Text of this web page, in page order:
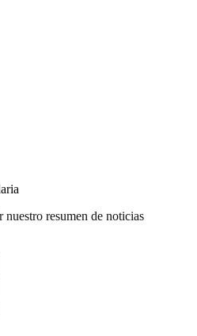
resumen de noticias